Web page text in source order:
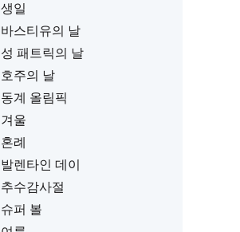
생일
바스티유의 날
성 패트릭의 날
호주의 날
동계 올림픽
겨울
혼례
발렌타인 데이
추수감사절
슈퍼 볼